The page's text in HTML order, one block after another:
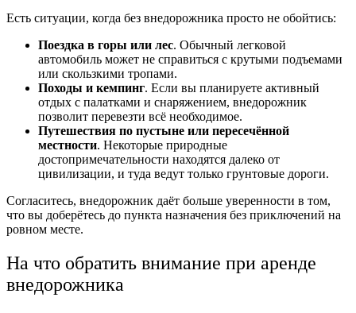
Есть ситуации, когда без внедорожника просто не обойтись:
Поездка в горы или лес. Обычный легковой
автомобиль может не справиться с крутыми подъемами
или скользкими тропами.
Походы и кемпинг. Если вы планируете активный
отдых с палатками и снаряжением, внедорожник
позволит перевезти всё необходимое.
Путешествия по пустыне или пересечённой
местности. Некоторые природные
достопримечательности находятся далеко от
цивилизации, и туда ведут только грунтовые дороги.
Согласитесь, внедорожник даёт больше уверенности в том,
что вы доберётесь до пункта назначения без приключений на
ровном месте.
На что обратить внимание при аренде
внедорожника